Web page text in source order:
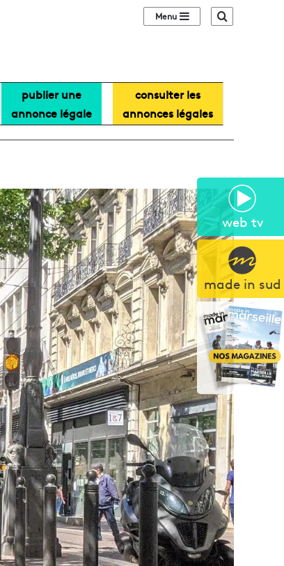
web tv
made in sud
Sidebar (barre
publier une
annonce légale
consulter les
annonces légales